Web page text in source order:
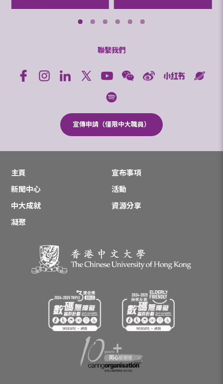
聯繫我們
宣傳申請（僅限中大職員）
主頁
宣布事項
新聞中心
活動
中大成就
資源分享
凝聚